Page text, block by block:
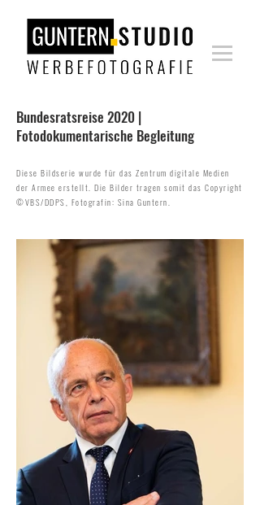
Bundesratsreise 2020 |
Fotodokumentarische Begleitung
Diese Bildserie wurde für das Zentrum digitale Medien
der Armee erstellt. Die Bilder tragen somit das Copyright
©VBS/DDPS, Fotografin: Sina Guntern.